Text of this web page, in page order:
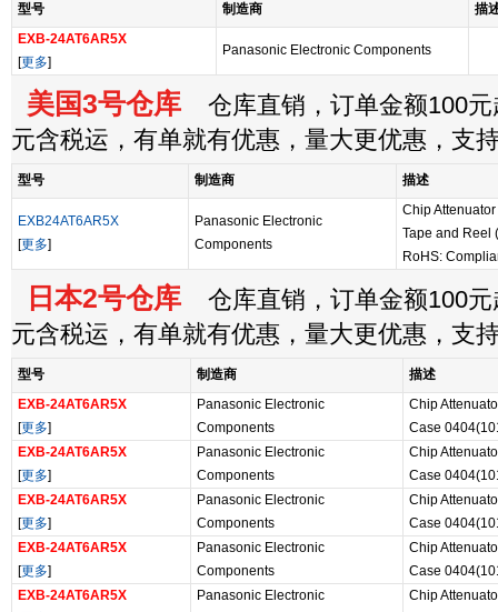
型号 制造商
描
EXB-24AT6AR5X
[更多]
Panasonic Electronic Components
美国3号仓库 仓库直销，订单金额100元
元含税运，有单就有优惠，量大更优惠，支
型号 制造商 描述
EXB24AT6AR5X
[更多]
Panasonic Electronic
Components
Chip
Tape and Reel
RoHS:
日本2号仓库 仓库直销，订单金额100元
元含税运，有单就有优惠，量大更优惠，支
型号 制造商
描述
EXB-24AT6AR5X
[更多]
Panasonic Electronic
Components
Chip
Case
EXB-24AT6AR5X
[更多]
Panasonic Electronic
Components
Chip
Case
EXB-24AT6AR5X
[更多]
Panasonic Electronic
Components
Chip
Case
EXB-24AT6AR5X
[更多]
Panasonic Electronic
Components
Chip
Case
EXB-24AT6AR5X
Panasonic Electronic
Chip